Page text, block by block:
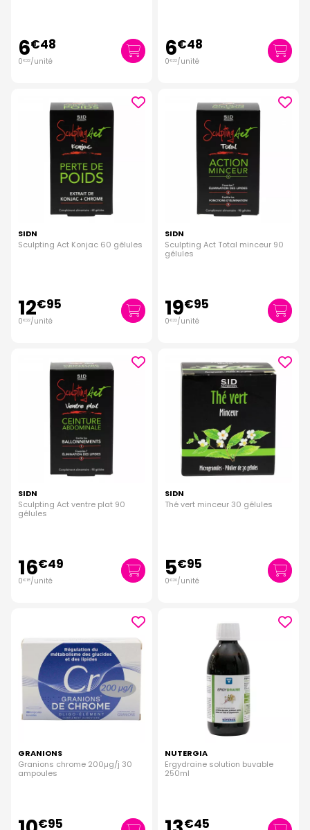
6€48
0€22/unité 6€48
0€22/unité
SIDN
Sculpting Act Konjac 60 gélules
12€95
0€22/unité
SIDN
Sculpting Act Total minceur 90
gélules
19€95
0€22/unité
SIDN
Sculpting Act ventre plat 90
gélules
16€49
0€ 18/unité
SIDN
Thé vert minceur 30 gélules
5€95
0€20/unité
GRANIONS
Granions chrome 200µg/j 30
ampoules
€95
NUTERGIA
Ergydraine solution buvable
250ml
€45